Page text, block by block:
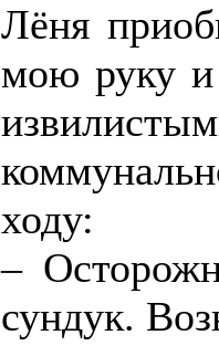
Лёня
мою руку и
ходу:
–
сундук.